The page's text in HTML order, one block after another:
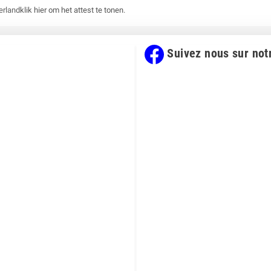
klik hier om het attest te tonen.
Suivez nous sur